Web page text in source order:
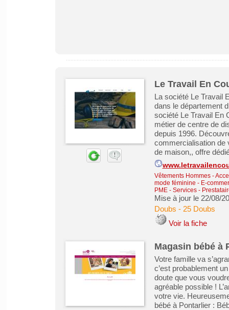
Le Travail En
La société Le Travail
dans le département
société Le Travail En
métier de centre de
depuis 1996.
commercialisation de
de maison,, offre
Vêtements Hommes -
mode féminine - E-
PME- Services -
Mise à jour le 22/08/
Doubs - 25 Doubs
Voir la fiche
Magasin bébé à
Votre famille va
c’est probablement
doute que vous
agréable possible !
votre vie.
bébé à Pontarlier :